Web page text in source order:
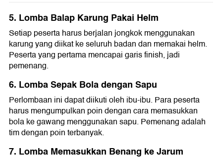
5. Lomba Balap Karung Pakai Helm
Setiap peserta harus berjalan jongkok menggunakan
karung yang diikat ke seluruh badan dan memakai helm.
Peserta yang pertama mencapai garis finish, jadi
pemenang.
6. Lomba Sepak Bola dengan Sapu
Perlombaan ini dapat diikuti oleh ibu-ibu. Para peserta
harus mengumpulkan poin dengan cara memasukkan
bola ke gawang menggunakan sapu. Pemenang adalah
tim dengan poin terbanyak.
7. Lomba Memasukkan Benang ke Jarum